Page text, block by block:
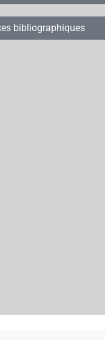
bibliographiques